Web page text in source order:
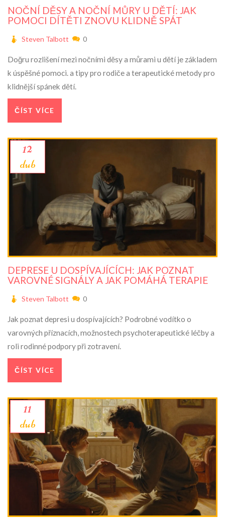
NOČNÍ DĚSY A NOČNÍ MŮRY U DĚTÍ: JAK
POMOCI DÍTĚTI ZNOVU KLIDNĚ SPÁT
Steven Talbott 0
Doğru rozlišení mezi nočními děsy a můrami u dětí je základem
k úspěšné pomoci. a tipy pro rodiče a terapeutické metody pro
klidnější spánek dětí.
ČÍST VÍCE
12
dub
DEPRESE U DOSPÍVAJÍCÍCH: JAK POZNAT
VAROVNÉ SIGNÁLY A JAK POMÁHÁ TERAPIE
Steven Talbott 0
Jak poznat depresi u dospívajících? Podrobné vodítko o
varovných příznacích, možnostech psychoterapeutické léčby a
roli rodinné podpory při zotravení.
ČÍST VÍCE
11
dub